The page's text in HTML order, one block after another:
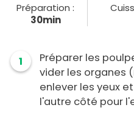
Préparation :
30min
1
Préparer les
vider les organes
enlever les yeux
l'autre côté pour